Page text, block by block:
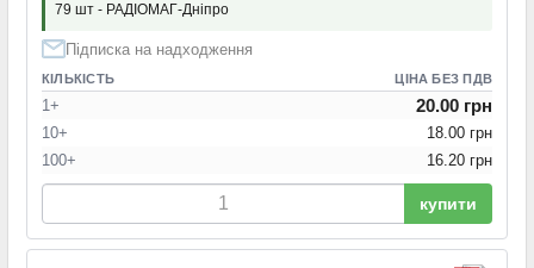
79 шт - РАДІОМАГ-Дніпро
Підписка на надходження
КІЛЬКІСТЬ ЦІНА БЕЗ ПДВ
1+ 20.00 грн
10+
18.00 грн
100+
16.20 грн
купити